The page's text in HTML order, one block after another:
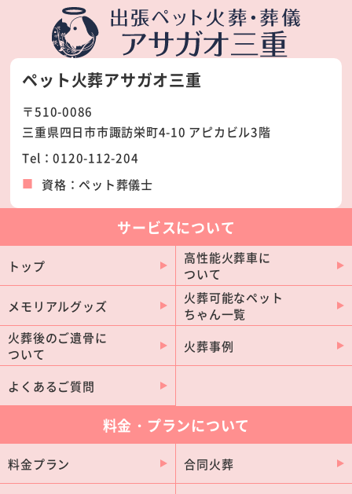
四日市市
津市
鈴鹿市
松阪市
桑名市
伊勢市
伊賀市
志摩市
亀山市
尾鷲市
東員町
明和町
紀北町
玉城町
南伊勢町
川越町
紀宝町
大台町
朝日町
御浜町
木曽岬町
ペット火葬アサガオ三重
〒510-0086
三重県四日市市諏訪栄町4-10 アピカビル3階
Tel：0120-112-204
資格：ペット葬儀士
サービスについて
トップ
高性能火葬車に
ついて
メモリアルグッズ
火葬可能なペット
ちゃん一覧
火葬後のご遺骨に
ついて
火葬事例
よくあるご質問
料金・プランについて
料金プラン 合同火葬